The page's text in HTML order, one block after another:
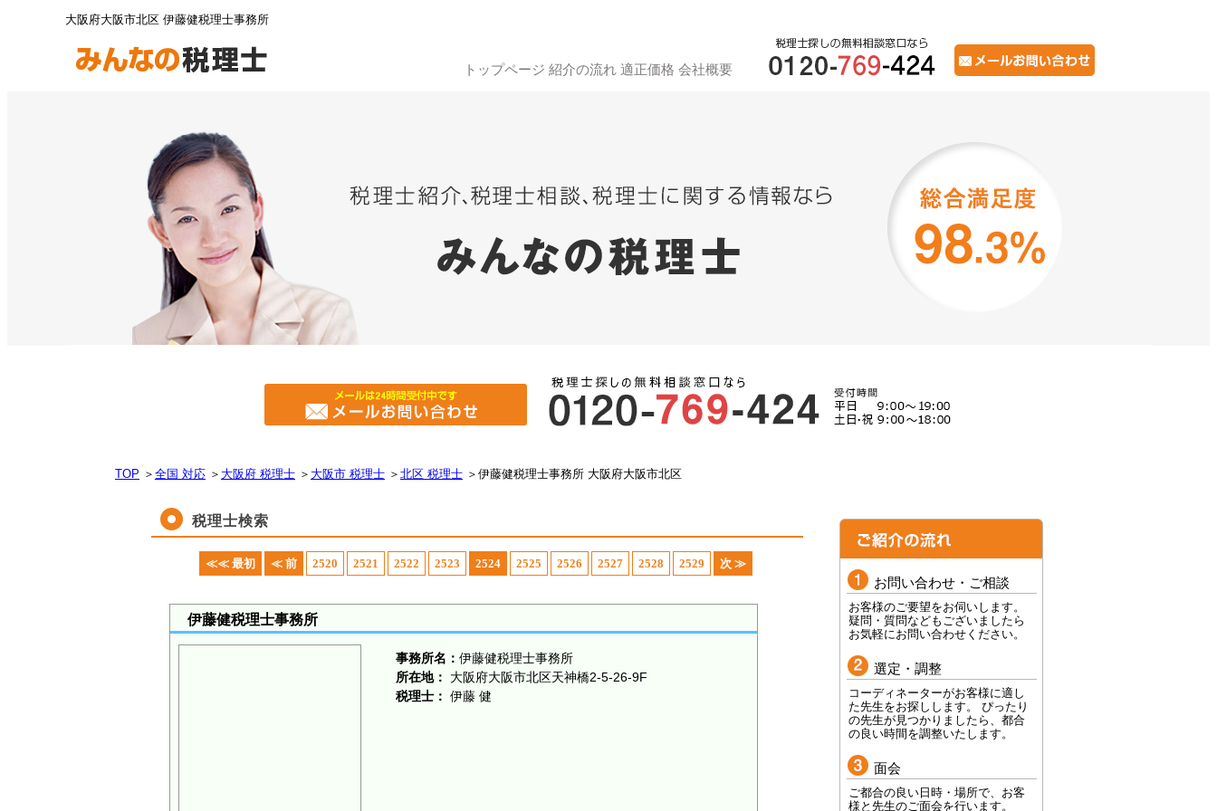
大阪府大阪市北区 伊藤健税理士事務所
トップページ 紹介の流れ 適正価格 会社概要
TOP ＞ 全国 対応 ＞ 大阪府 税理士 ＞ 大阪市 税理士 ＞ 北区 税理士 ＞ 伊藤健税理士事務所 大阪府大阪市北区
税理士検索
≪≪ 最初 ≪ 前 2520 2521 2522 2523 2524 2525 2526 2527 2528 2529 次 ≫
伊藤健税理士事務所
事務所名： 伊藤健税理士事務所
所在地：
大阪府大阪市北区天神橋2-5-26-9F
税理士： 伊藤 健
お問い合わせ・ご相談
お客様のご要望をお伺いします。
疑問・質問などもございましたら
お気軽にお問い合わせください。
選定・調整
コーディネーターがお客様に適し
た先生をお探しします。 ぴったり
の先生が見つかりましたら、都合
の良い時間を調整いたします。
面会
ご都合の良い日時・場所で、お客
様と先生のご面会を行います。